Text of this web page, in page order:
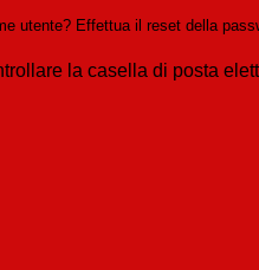
utente? Effettua il reset della
la casella di posta